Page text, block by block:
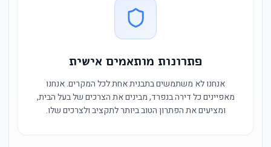
פתרונות מותאמים אישית
אנחנו לא משתמשים בתבנית אחת לכל המקרים. אנחנו
מאפיינים כל דירה בנפרד, מבינים את הצרכים של בעל הבית,
ומציעים את הפתרון הטוב ביותר לתקציב ולצרכים שלו.